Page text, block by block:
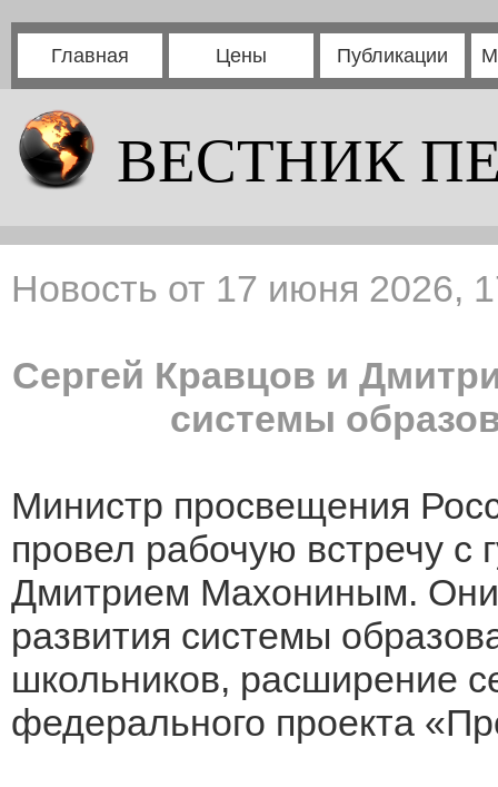
Главная Цены Публикации
ВЕСТНИК
Новость от 17 июня 2026,
Сергей Кравцов и
системы
Министр просвещения
провел рабочую встречу с
Дмитрием Махониным. Они
развития системы
школьников, расширение
федерального проекта